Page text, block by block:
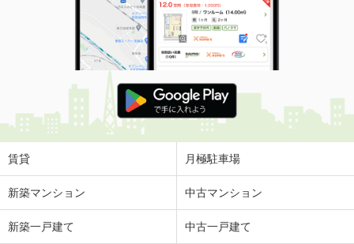
賃貸 月極駐車場
新築マンション 中古マンション
新築一戸建て 中古一戸建て